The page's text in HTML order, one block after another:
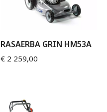
RASAERBA GRIN HM53A
€ 2 259,00